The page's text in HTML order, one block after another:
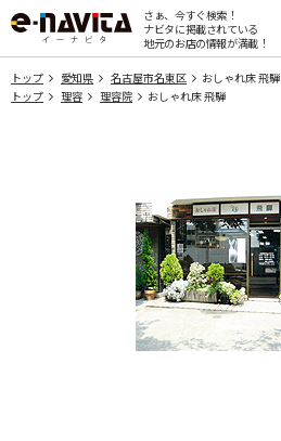
さぁ、今すぐ検索！
ナビタに掲載されている
地元のお店の情報が満載！
トップ 愛知県 名古屋市名東区
おしゃれ床 飛騨
トップ
理容 理容院 おしゃれ床 飛騨